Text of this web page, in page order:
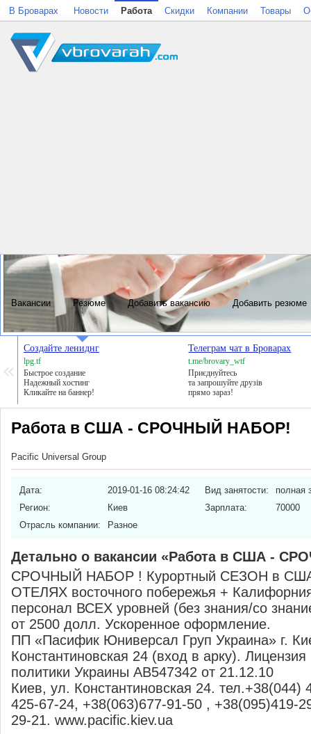
Создайте лениднг
lpg.tf
Быстрое создание
Надежный хостинг
Кликайте на баннер!
Телеграм чат в Броварах
t.me/brovary_wtf
Приєднуйтесь
та запрошуйте друзів
прямо зараз!
Работа в США - СРОЧНЫЙ НАБОР!
Pacific Universal Group
Дата:
2019-01-16 08:24:42
Регион:
Киев
Отрасль компании:
Разное
Вид занятости:
полная
Зарплата:
70000
Детально о вакансии «Работа в США -
СРОЧНЫЙ НАБОР ! Курортный СЕЗОН в США
ОТЕЛЯХ восточного побережья +
персонал ВСЕХ уровней (без знания/со
от 2500 долл. Ускоренное оформление.
ПП «Пасифик Юниверсал Груп Украина» г.
Константиновская 24 (вход в арку).
политики Украины АВ547342 от 21.12.10
Киев, ул. Константиновская 24. тел.+38(044)
425-67-24, +38(063)677-91-50 , +38(095)419-
29-21. www.pacific.kiev.ua
В Броварах Новости Работа Скидки Компании Товары
Вакансии Резюме Добавить вакансию Добавить резюме